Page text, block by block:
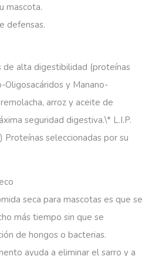
mascota.
defensas.
de alta digestibilidad (proteínas
Oligosacáridos y Manano-
arroz y aceite de
seguridad digestiva.\* L.I.P.
seleccionadas por su
seca para mascotas es que se
más tiempo sin que se
de hongos o bacterias.
ayuda a eliminar el sarro y a